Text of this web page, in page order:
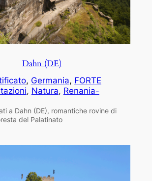
Dahn (DE)
, Germania, FORTE
, Natura, Renania-
a Dahn (DE), romantiche rovine di
del Palatinato